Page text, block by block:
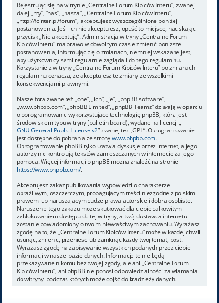
Rejestrując się na witrynie „Centralne Forum Kibiców Interu”, zwanej
dalej „my”, ”nas”, „nasza”, „Centralne Forum Kibiców Interu”,
„http://fcinter.pl/forum”, akceptujesz wyszczególnione poniżej
postanowienia. Jeśli ich nie akceptujesz, opuść to miejsce, naciskając
przycisk „Nie akceptuję”. Administracja witryny „Centralne Forum
Kibiców Interu” ma prawo w dowolnym czasie zmienić poniższe
postanowienia, informując cię o zmianach, niemniej wskazane jest,
aby użytkownicy sami regularnie zaglądali do tego regulaminu.
Korzystanie z witryny „Centralne Forum Kibiców Interu” po zmianach
regulaminu oznacza, że akceptujesz te zmiany ze wszelkimi
konsekwencjami prawnymi.
Nasze fora zwane też „one”, „ich”, „je”, „phpBB software”,
„www.phpbb.com”, „phpBB Limited”, „phpBB Teams” działają w oparciu
o oprogramowanie wykorzystujące technologię phpBB, która jest
środowiskiem typu witryny (bulletin board), wydane na licencji „
GNU General Public License v2” zwanej też „GPL”. Oprogramowanie
jest dostępne do pobrania ze stronywww.phpbb.com.
Oprogramowanie phpBB tylko ułatwia dyskusje przez internet, a jego
autorzy nie kontrolują tekstów zamieszczanych w internecie za jego
pomocą. Więcej informacji o phpBB można znaleźć na stronie
https://www.phpbb.com/.
Akceptujesz zakaz publikowania wypowiedzi o charakterze
obraźliwym, oszczerczym, propagującym treści niezgodne z polskim
prawem lub naruszającym cudze prawa autorskie i dobra osobiste.
Naruszenie tego zakazu może skutkować dla ciebie całkowitym
zablokowaniem dostępu do tej witryny, a twój dostawca internetu
zostanie powiadomiony o twoim niewłaściwym zachowaniu. Wyrażasz
zgodę na to, że „Centralne Forum Kibiców Interu” może w każdej chwili
usunąć, zmienić, przenieść lub zamknąć każdy twój temat, post.
Wyrażasz zgodę na zapisywanie wszystkich podanych przez ciebie
informacji w naszej bazie danych. Informacje te nie będą
przekazywane nikomu bez twojej zgody, ale ani „Centralne Forum
Kibiców Interu”, ani phpBB nie ponosi odpowiedzialności za włamania
do witryny, podczas których może dojść do kradzieży danych.